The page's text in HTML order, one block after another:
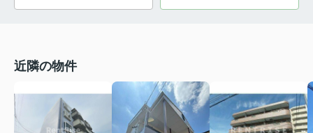
近隣の物件